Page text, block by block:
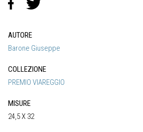
AUTORE
Barone Giuseppe
COLLEZIONE
PREMIO VIAREGGIO
MISURE
24,5 X 32